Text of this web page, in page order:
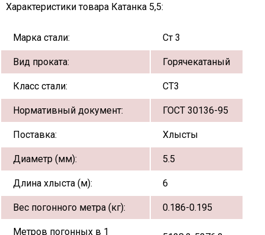
Характеристики товара Катанка 5,5:
Марка стали: Ст 3
Вид проката: Горячекатаный
Класс стали: СТ3
Нормативный документ: ГОСТ 30136-95
Поставка: Хлысты
Диаметр (мм): 5.5
Длина хлыста (м): 6
Вес погонного метра (кг): 0.186-0.195
Метров погонных в 1